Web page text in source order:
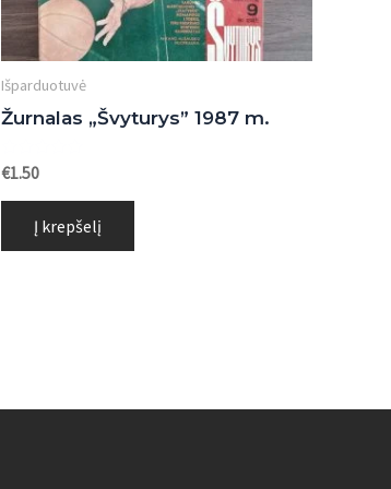
Išparduotuvė
Žurnalas „Švyturys” 1987 m.
Įvertinimas:
iš
€1.50
Į krepšelį